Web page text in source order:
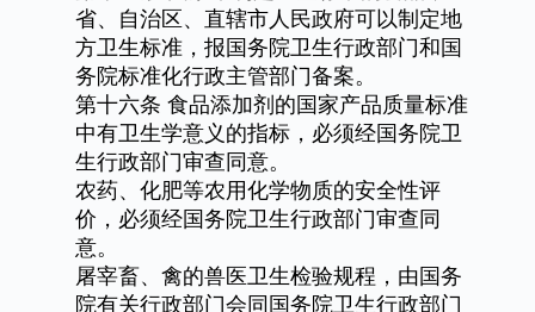
省、自治区、直辖市人民政府可以制定地
方卫生标准，报国务院卫生行政部门和国
务院标准化行政主管部门备案。
第十六条 食品添加剂的国家产品质量标准
中有卫生学意义的指标，必须经国务院卫
生行政部门审查同意。
农药、化肥等农用化学物质的安全性评
价，必须经国务院卫生行政部门审查同
意。
屠宰畜、禽的兽医卫生检验规程，由国务
院有关行政部门会同国务院卫生行政部门